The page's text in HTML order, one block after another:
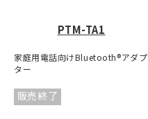
PTM-TA1
家庭用電話向けBluetooth®アダプ
ター
販売終了